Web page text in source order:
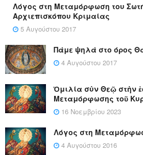
Λόγος στη Μεταμόρφωση του
Αρχιεπισκόπου Κριμαίας
5 Αυγούστου 2017
Πάμε ψηλά στο όρος
4 Αυγούστου 2017
Ὁμιλία σὺν Θεῷ στὴν
Μεταμόρφωσης τοῦ
16 Νοεμβρίου 2023
Λόγος στη
4 Αυγούστου 2016